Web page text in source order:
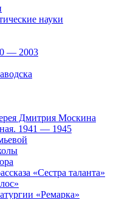
науки
— 2003
Дмитрия Москина
1941 — 1945
«Сестра таланта»
«Ремарка»